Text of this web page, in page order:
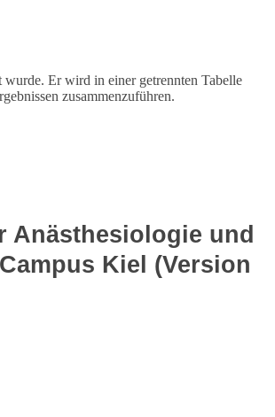
wurde. Er wird in einer getrennten Tabelle
zusammenzuführen.
Anästhesiologie und
Kiel (Version